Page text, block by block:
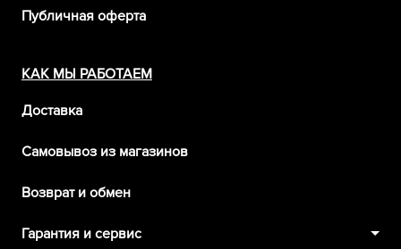
Публичная оферта
КАК МЫ РАБОТАЕМ
Доставка
Самовывоз из магазинов
Возврат и обмен
Гарантия и сервис